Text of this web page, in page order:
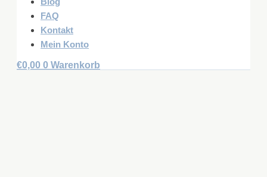
FAQ
Kontakt
Mein Konto
€0,00 0 Warenkorb